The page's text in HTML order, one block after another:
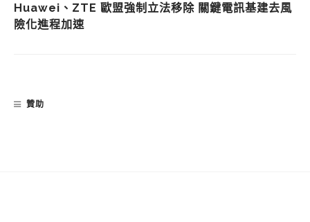
Huawei、ZTE 歐盟強制立法移除 關鍵電訊基建去風
險化進程加速
贊助